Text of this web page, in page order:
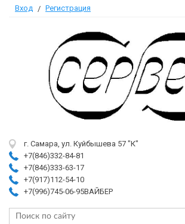
Вход / Регистрация
г. Самара, ул. Куйбышева 57 "К"
+7(846)332-84-81
+7(846)333-63-17
+7(917)112-54-10
+7(996)745-06-95ВАЙБЕР